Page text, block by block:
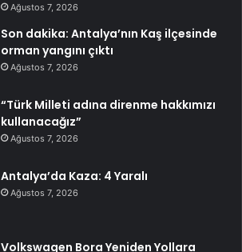
Ağustos 7, 2026
Son dakika: Antalya’nın Kaş ilçesinde
orman yangını çıktı
Ağustos 7, 2026
“Türk Milleti adına direnme hakkımızı
kullanacağız”
Ağustos 7, 2026
Antalya’da Kaza: 4 Yaralı
Ağustos 7, 2026
Volkswagen Bora Yeniden Yollara